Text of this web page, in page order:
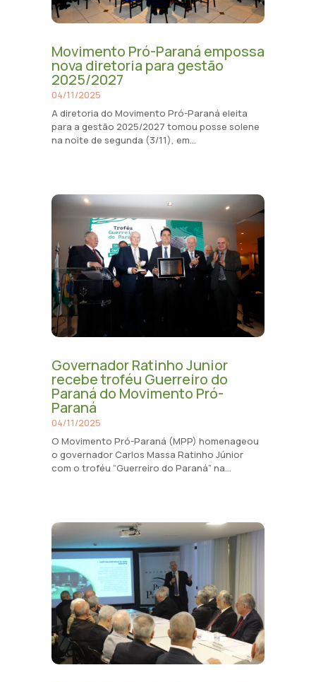
Movimento Pró-Paraná empossa
nova diretoria para gestão
2025/2027
04/11/2025
A diretoria do Movimento Pró-Paraná eleita
para a gestão 2025/2027 tomou posse solene
na noite de segunda (3/11), em...
Governador Ratinho Junior
recebe troféu Guerreiro do
Paraná do Movimento Pró-
Paraná
04/11/2025
O Movimento Pró-Paraná (MPP) homenageou
o governador Carlos Massa Ratinho Júnior
com o troféu “Guerreiro do Paraná” na...